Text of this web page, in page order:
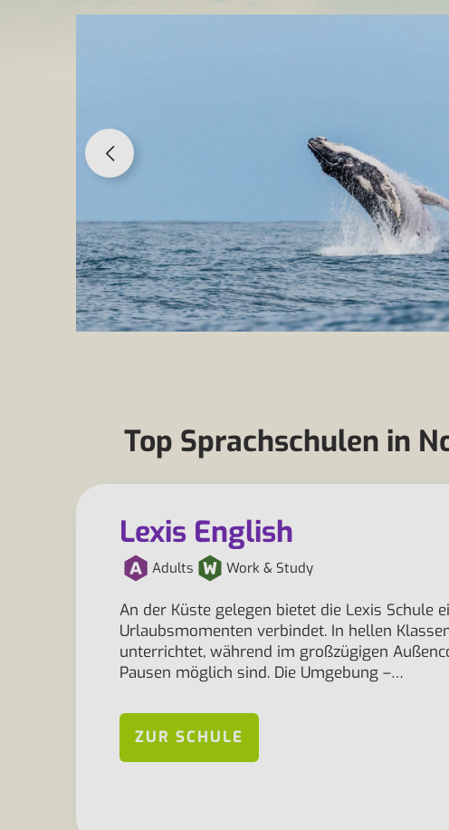
Top Sprachschulen in
Lexis English
Adults Work & Study
An der Küste gelegen bietet die Lexis Schule
Urlaubsmomenten verbindet. In hellen
unterrichtet, während im großzügigen
Pausen möglich sind. Die Umgebung –…
ZUR SCHULE